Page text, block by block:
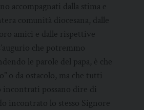
accompagnati dalla stima e
comunità diocesana, dalle
amici e dalle rispettive
che potremmo
le parole del papa, è che
o da ostacolo, ma che tutti
incontrati possano dire di
incontrato lo stesso Signore